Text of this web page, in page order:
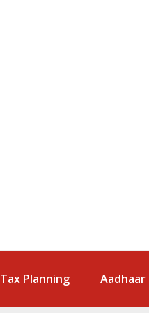
Tax Planning Aadhaar